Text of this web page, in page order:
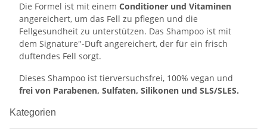
Die Formel ist mit einem Conditioner und Vitaminen
angereichert, um das Fell zu pflegen und die
Fellgesundheit zu unterstützen. Das Shampoo ist mit
dem Signature"-Duft angereichert, der für ein frisch
duftendes Fell sorgt.
Dieses Shampoo ist tierversuchsfrei, 100% vegan und
frei von Parabenen, Sulfaten, Silikonen und SLS/SLES.
Kategorien